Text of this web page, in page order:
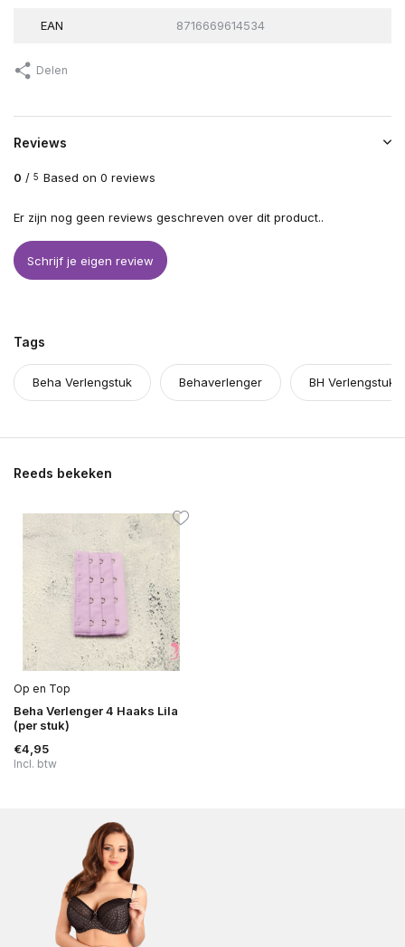
EAN 8716669614534
Delen
Reviews
0 / 5 Based on 0 reviews
Er zijn nog geen reviews geschreven over dit product..
Schrijf je eigen review
Tags
Beha Verlengstuk Behaverlenger BH Verlengstuk
Reeds bekeken
Op en Top
Beha Verlenger 4 Haaks Lila
(per stuk)
€4,95
Incl. btw